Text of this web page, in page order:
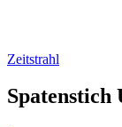
Zeitstrahl
Spatenstich